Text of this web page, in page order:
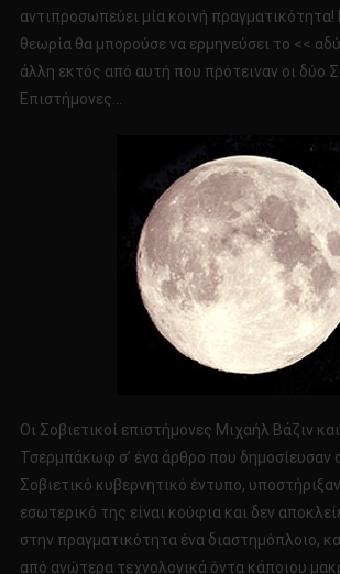
αντιπροσωπεύει μία κοινή πραγματικότητα!
θεωρία θα μπορούσε να ερμηνεύσει το <<
άλλη εκτός από αυτή που πρότειναν οι δύο
Επιστήμονες…
Οι Σοβιετικοί επιστήμονες Μιχαήλ Βάζιν
Τσερμπάκωφ σ’ ένα άρθρο που δημοσίευσαν
Σοβιετικό κυβερνητικό έντυπο,
εσωτερικό της είναι κούφια και δεν
στην πραγματικότητα ένα διαστημόπλοιο,
από ανώτερα τεχνολογικά όντα κάποιου